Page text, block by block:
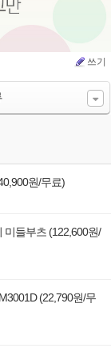
쓰기
원/무료)
미들부츠 (122,600원/
(22,790원/무